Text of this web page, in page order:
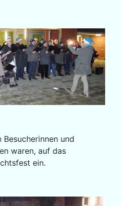
und
waren, auf das
ein.